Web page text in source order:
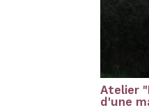
Atelier
d'une